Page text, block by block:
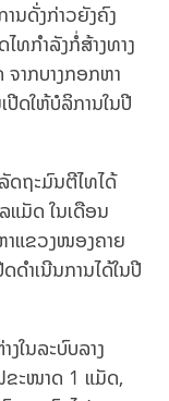
ນດັ່ງກ່າວຍັງຄົງ
ທກຳລັງກໍ່ສ້າງທາງ
ຈາກບາງກອກຫາ
ປີດໃຫ້ບໍລິການໃນປີ
ດຖະມົນຕີໄທໄດ້
ແມັດ ໃນເດືອນ
າແຂວງໜອງຄາຍ
ດຳເນີນການໄດ້ໃນປີ
ໃນລະບົບລາງ
ຂະໜາດ 1 ແມັດ,